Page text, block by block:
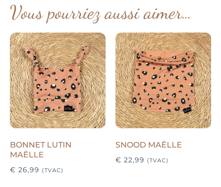
Vous pourriez aussi aimer…
BONNET LUTIN
MAËLLE
€ 26,99 (TVAC)
SNOOD MAËLLE
€ 22,99 (TVAC)